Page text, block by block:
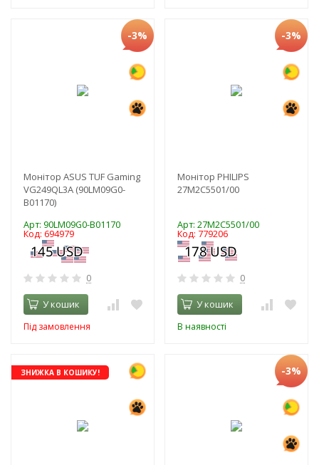
-3%
Монітор ASUS TUF Gaming
VG249QL3A (90LM09G0-
B01170)
Арт: 90LM09G0-B01170
Код: 694979
0
У кошик
Під замовлення
-3%
Монітор PHILIPS
27M2C5501/00
Арт: 27M2C5501/00
Код: 779206
0
У кошик
В наявності
ЗНИЖКА В КОШИКУ! -3%